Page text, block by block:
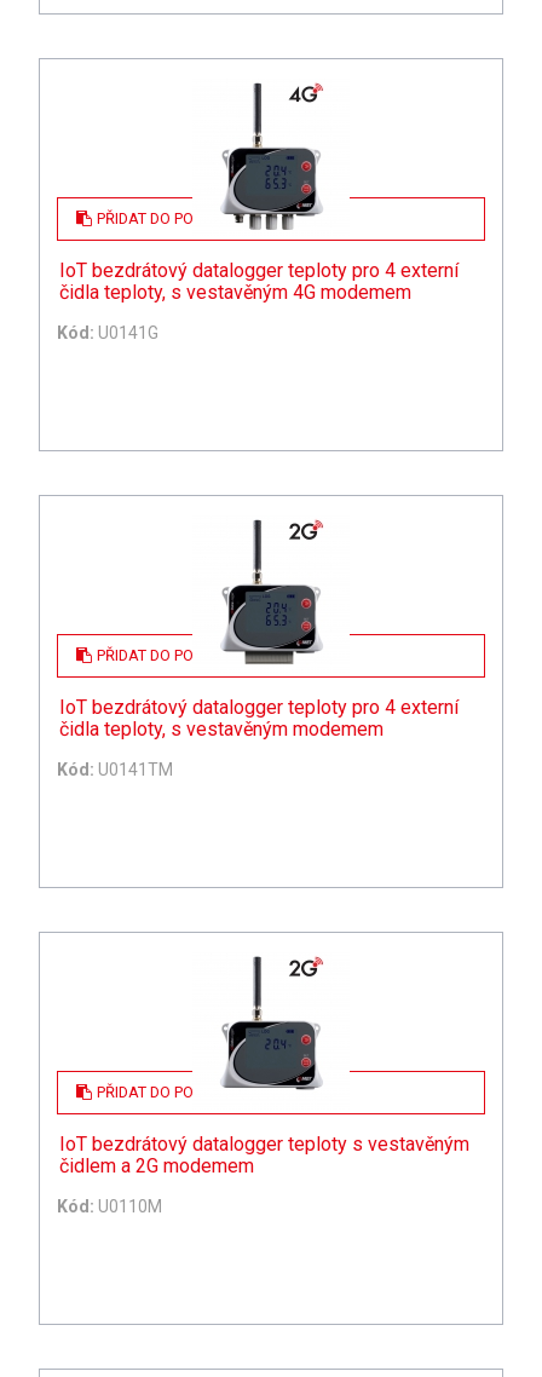
PŘIDAT DO POPTÁVKY
IoT bezdrátový datalogger teploty pro 4 externí
čidla teploty, s vestavěným 4G modemem
Kód: U0141G
PŘIDAT DO POPTÁVKY
IoT bezdrátový datalogger teploty pro 4 externí
čidla teploty, s vestavěným modemem
Kód: U0141TM
PŘIDAT DO POPTÁVKY
IoT bezdrátový datalogger teploty s vestavěným
čidlem a 2G modemem
Kód: U0110M